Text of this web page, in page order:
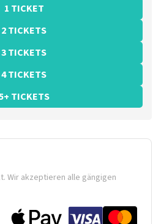
1 TICKET
2 TICKETS
3 TICKETS
4 TICKETS
TICKETS
Wir akzeptieren alle gängigen